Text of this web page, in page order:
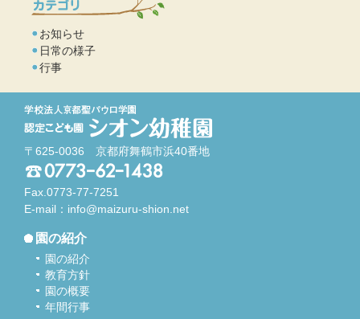
お知らせ
日常の様子
行事
〒625-0036 京都府舞鶴市浜40番地
Fax.0773-77-7251
E-mail： info@maizuru-shion.net
園の紹介
園の紹介
教育方針
園の概要
年間行事